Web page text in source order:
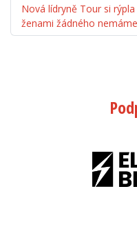
Nová lídryně Tour si
ženami žádného nemáme